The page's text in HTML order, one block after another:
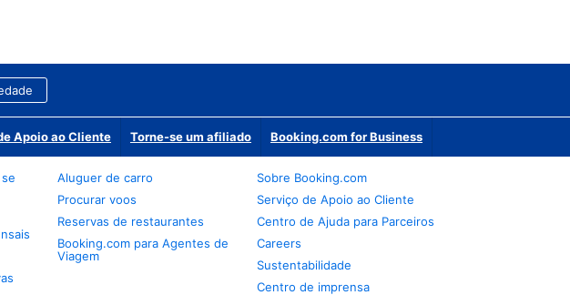
Apoio ao Cliente Torne-se um afiliado Booking.com for Business
Aluguer de carro
Procurar voos
Reservas de restaurantes
Booking.com para Agentes de
Viagem
Sobre Booking.com
Serviço de Apoio ao Cliente
Centro de Ajuda para Parceiros
Careers
Sustentabilidade
Centro de imprensa